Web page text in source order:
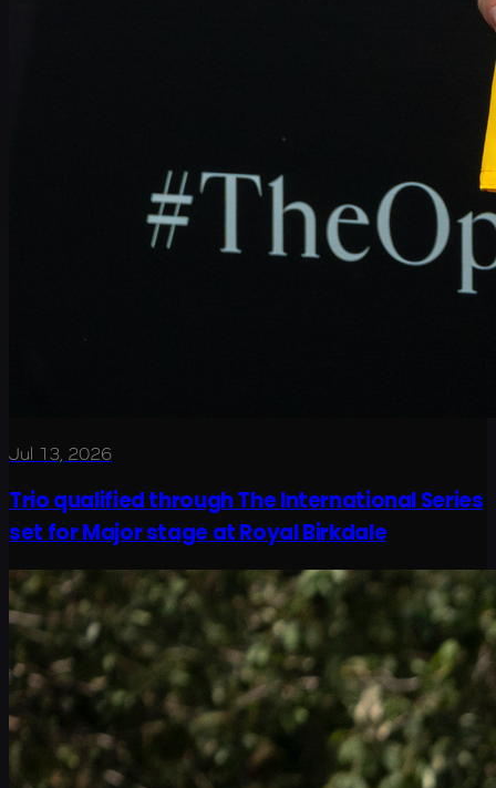
Jul 13, 2026
Trio qualified through The International Series
set for Major stage at Royal Birkdale